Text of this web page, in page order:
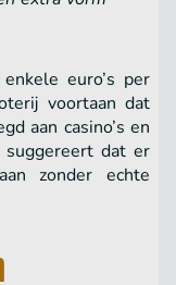
euro’s per
voortaan dat
aan casino’s en
dat er
zonder echte